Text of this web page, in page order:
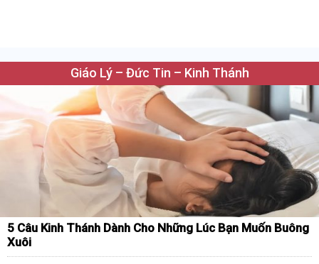
Giáo Lý – Đức Tin – Kinh Thánh
5 Câu Kinh Thánh Dành Cho Những Lúc Bạn Muốn Buông
Xuôi